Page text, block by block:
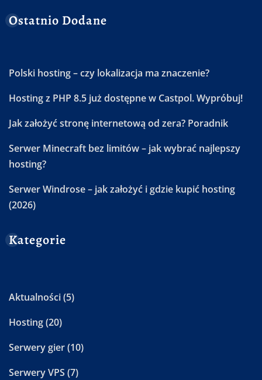
Ostatnio Dodane
Polski hosting – czy lokalizacja ma znaczenie?
Hosting z PHP 8.5 już dostępne w Castpol. Wypróbuj!
Jak założyć stronę internetową od zera? Poradnik
Serwer Minecraft bez limitów – jak wybrać najlepszy
hosting?
Serwer Windrose – jak założyć i gdzie kupić hosting
(2026)
Kategorie
Aktualności(5)
Hosting(20)
Serwery gier(10)
Serwery VPS (7)